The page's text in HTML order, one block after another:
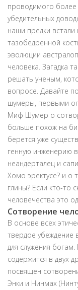
проводимого более
убедительных
наши предки
тазобедренной
эволюции
человека. Загадка
решать ученым,
вопросе. Давайте
шумеры, первыми
Миф Шумер о
больше похож на
берется уже
генную инженерию
неандерталец и
Хомо эректусе? и о
глины? Если кто-то
человечества это
Сотворение
В основе всех
твердое убеждение
для служения
содержится в двух
посвящен
Энки и Нинмах